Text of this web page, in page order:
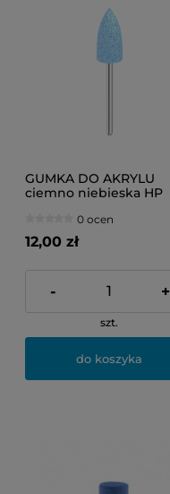
GUMKA DO AKRYLU
ciemno niebieska HP
0 ocen
12,00 zł
- +
szt.
do koszyka